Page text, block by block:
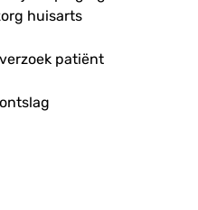
huisarts
patiënt